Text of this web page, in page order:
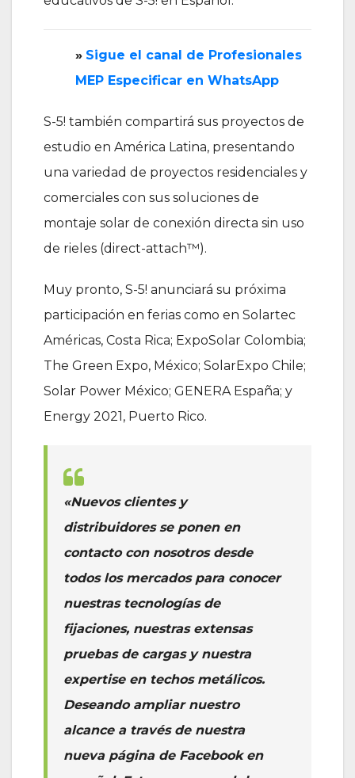
» ‎Sigue el canal de Profesionales
MEP Especificar en WhatsApp
S-5! también compartirá sus proyectos de
estudio en América Latina, presentando
una variedad de proyectos residenciales y
comerciales con sus soluciones de
montaje solar de conexión directa sin uso
de rieles (direct-attach™).
Muy pronto, S-5! anunciará su próxima
participación en ferias como en Solartec
Américas, Costa Rica; ExpoSolar Colombia;
The Green Expo, México; SolarExpo Chile;
Solar Power México; GENERA España; y
Energy 2021, Puerto Rico.
«Nuevos clientes y
distribuidores se ponen en
contacto con nosotros desde
todos los mercados para conocer
nuestras tecnologías de
fijaciones, nuestras extensas
pruebas de cargas y nuestra
expertise en techos metálicos.
Deseando ampliar nuestro
alcance a través de nuestra
nueva página de Facebook en